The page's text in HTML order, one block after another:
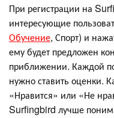
При регистрации на
интересующие
Обучение, Спорт) и
ему будет предложен
приближении. Каждой
нужно ставить оценки.
«Нравится» или «Не
Surfingbird лучше